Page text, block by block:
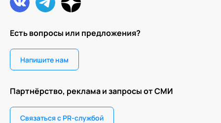
Есть вопросы или предложения?
Напишите нам
Партнёрство, реклама и запросы от СМИ
Связаться с PR-службой